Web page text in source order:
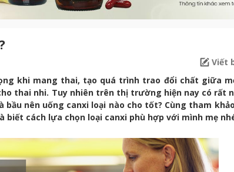
Viết
khi mang thai, tạo quá trình trao đổi chất giữa
thai nhi. Tuy nhiên trên thị trường hiện nay có rất
bầu nên uống canxi loại nào cho tốt? Cùng tham
biết cách lựa chọn loại canxi phù hợp với mình mẹ